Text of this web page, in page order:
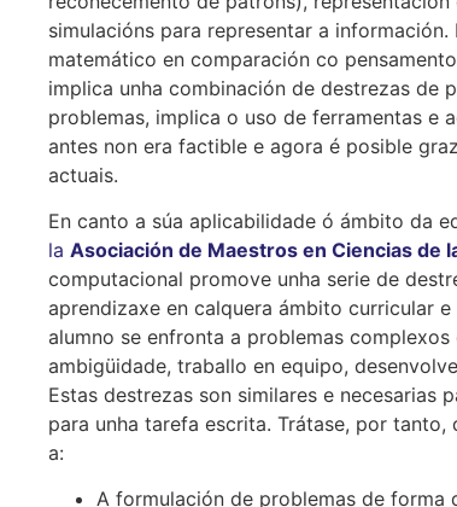
simulacións para representar a
matemático en comparación co
implica unha combinación de destrezas de
problemas, implica o uso de ferramentas e
antes non era factible e agora é posible
actuais.
En canto a súa aplicabilidade ó ámbito da
la Asociación de Maestros en Ciencias de
computacional promove unha serie de
aprendizaxe en calquera ámbito curricular
alumno se enfronta a problemas
ambigüidade, traballo en equipo,
Estas destrezas son similares e
para unha tarefa escrita. Trátase, por
a:
A formulación de problemas de forma